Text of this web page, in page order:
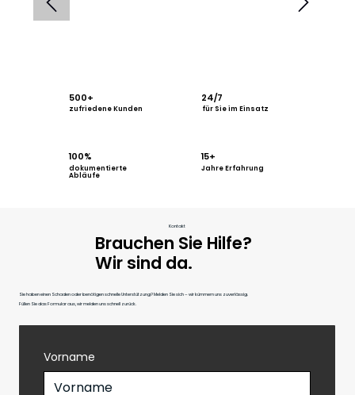
500+
zufriedene Kunden
24/7
für Sie im Einsatz
100%
dokumentierte
Abläufe
15+
Jahre Erfahrung
Vorname
Kontakt
Brauchen Sie Hilfe?
Wir sind da.
Sie haben einen Schaden oder benötigen schnelle Unterstützung? Melden Sie sich – wir kümmern uns zuverlässig.
Füllen Sie das Formular aus, wir melden uns schnell zurück.